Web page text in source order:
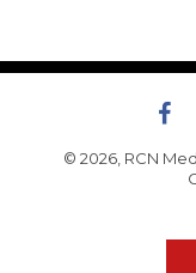
© 2026, RCN